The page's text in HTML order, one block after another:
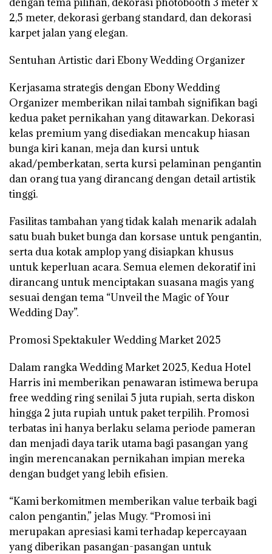
2,5 meter, dekorasi gerbang standard, dan dekorasi
karpet jalan yang elegan.
Sentuhan Artistic dari Ebony Wedding Organizer
Kerjasama strategis dengan Ebony Wedding
Organizer memberikan nilai tambah signifikan bagi
kedua paket pernikahan yang ditawarkan. Dekorasi
kelas premium yang disediakan mencakup hiasan
bunga kiri kanan, meja dan kursi untuk
akad/pemberkatan, serta kursi pelaminan pengantin
dan orang tua yang dirancang dengan detail artistik
tinggi.
Fasilitas tambahan yang tidak kalah menarik adalah
satu buah buket bunga dan korsase untuk pengantin,
serta dua kotak amplop yang disiapkan khusus
untuk keperluan acara. Semua elemen dekoratif ini
dirancang untuk menciptakan suasana magis yang
sesuai dengan tema “Unveil the Magic of Your
Wedding Day”.
Promosi Spektakuler Wedding Market 2025
Dalam rangka Wedding Market 2025, Kedua Hotel
Harris ini memberikan penawaran istimewa berupa
free wedding ring senilai 5 juta rupiah, serta diskon
hingga 2 juta rupiah untuk paket terpilih. Promosi
terbatas ini hanya berlaku selama periode pameran
dan menjadi daya tarik utama bagi pasangan yang
ingin merencanakan pernikahan impian mereka
dengan budget yang lebih efisien.
“Kami berkomitmen memberikan value terbaik bagi
calon pengantin,” jelas Mugy. “Promosi ini
merupakan apresiasi kami terhadap kepercayaan
yang diberikan pasangan-pasangan untuk